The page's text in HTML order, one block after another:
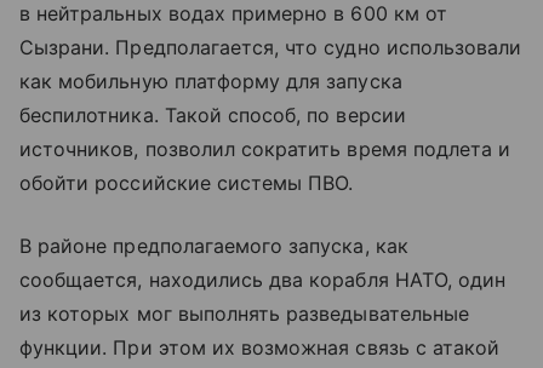
в нейтральных водах примерно в 600 км от
Сызрани. Предполагается, что судно использовали
как мобильную платформу для запуска
беспилотника. Такой способ, по версии
источников, позволил сократить время подлета и
обойти российские системы ПВО.
В районе предполагаемого запуска, как
сообщается, находились два корабля НАТО, один
из которых мог выполнять разведывательные
функции. При этом их возможная связь с атакой